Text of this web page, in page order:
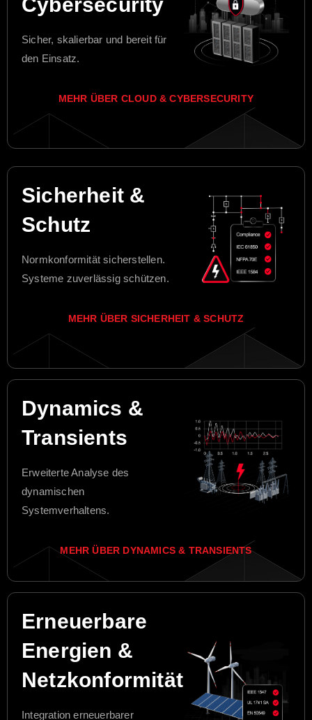
Sicher, skalierbar und bereit für
den Einsatz.
MEHR ÜBER CLOUD & CYBERSECURITY
Sicherheit &
Schutz
Normkonformität sicherstellen.
Systeme zuverlässig schützen.
MEHR ÜBER SICHERHEIT & SCHUTZ
Dynamics &
Transients
Erweiterte Analyse des
dynamischen
Systemverhaltens.
MEHR ÜBER DYNAMICS & TRANSIENTS
Erneuerbare
Energien &
Netzkonformität
Integration erneuerbarer